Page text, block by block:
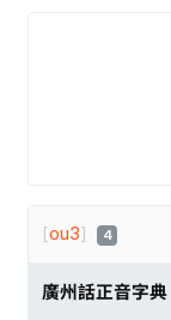
[ou3] 4
廣州話正音字典